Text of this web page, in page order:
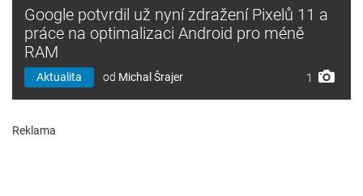
Google potvrdil už nyní zdražení Pixelů 11 a
práce na optimalizaci Android pro méně
RAM
Aktualita od Michal Šrajer 1
Reklama